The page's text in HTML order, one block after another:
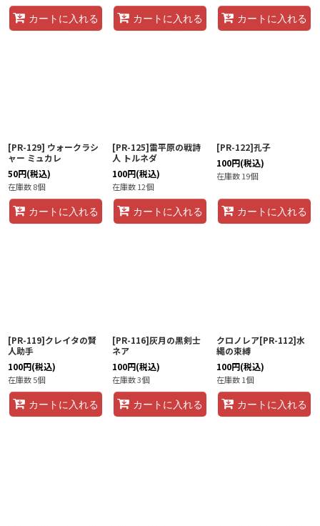
カートに入れる カートに入れる カートに入れる
[PR-129] ウォークラシ
ャー ミュカレ
50円(税込)
在庫数 8個
カートに入れる
[PR-125]雷平原の戦詩
人 トルネダ
100円(税込)
在庫数 12個
カートに入れる
[PR-122]孔子
100円(税込)
在庫数 19個
カートに入れる
[PR-119]クレイタの賢
人助手
100円(税込)
在庫数 5個
カートに入れる
[PR-116]灰月の黒剣士
ネア
100円(税込)
在庫数 3個
カートに入れる
クロノレア[PR-112]水
縄の束縛
100円(税込)
在庫数 1個
カートに入れる